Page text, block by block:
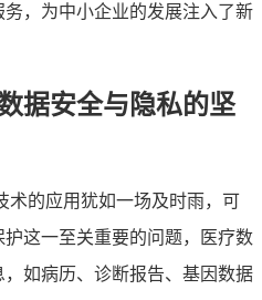
，为中小企业的发展注入了新
据安全与隐私的坚
术的应用犹如一场及时雨，可
这一至关重要的问题，医疗数
如病历、诊断报告、基因数据